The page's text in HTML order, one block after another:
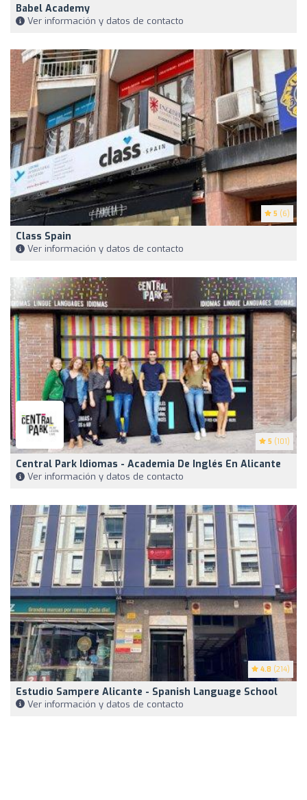
Babel Academy
Ver información y datos de contacto
5 (6)
Class Spain
Ver información y datos de contacto
5 (101)
Central Park Idiomas - Academia De Inglés En Alicante
Ver información y datos de contacto
4.8 (214)
Estudio Sampere Alicante - Spanish Language School
Ver información y datos de contacto